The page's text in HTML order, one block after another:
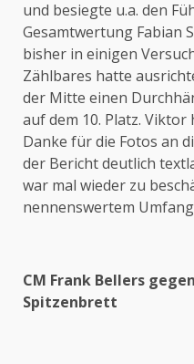
und besiegte u.a. den
Gesamtwertung Fabian
bisher in einigen
Zählbares hatte
der Mitte einen
auf dem 10. Platz. Viktor
Danke für die Fotos an
der Bericht deutlich
war mal wieder zu
nennenswertem
CM Frank Bellers
Spitzenbrett